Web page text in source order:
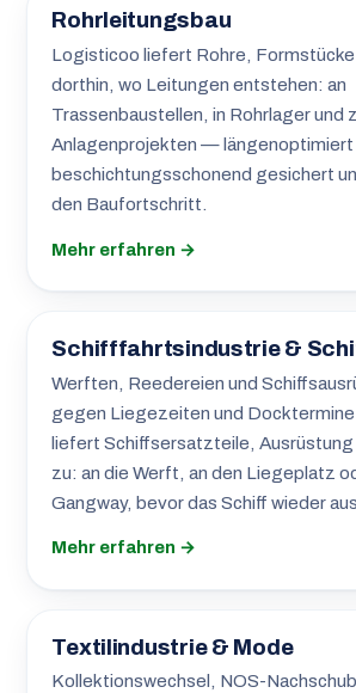
Rohrleitungsbau
Logisticoo liefert Rohre, Formstücke
dorthin, wo Leitungen entstehen: an
Trassenbaustellen, in Rohrlager und
Anlagenprojekten — längenoptimiert
beschichtungsschonend gesichert
den Baufortschritt.
Mehr erfahren →
Schifffahrtsindustrie &
Werften, Reedereien und
gegen Liegezeiten und
liefert Schiffsersatzteile, Ausrüstung
zu: an die Werft, an den Liegeplatz
Gangway, bevor das Schiff wieder
Mehr erfahren →
Textilindustrie & Mode
Kollektionswechsel, NOS-